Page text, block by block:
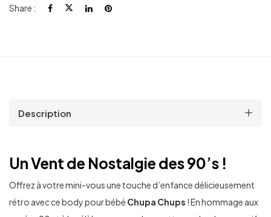
Share :
Description
Un Vent de Nostalgie des 90’s !
Offrez à votre mini-vous une touche d’enfance délicieusement
rétro avec ce body pour bébé Chupa Chups ! En hommage aux